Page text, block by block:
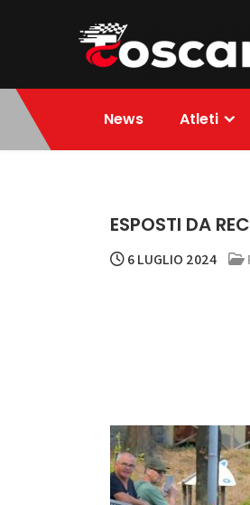
RIDE4WIN
News Atleti
ESPOSTI DA
6 LUGLIO 2024